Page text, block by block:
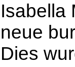
Isabella
neue
Dies